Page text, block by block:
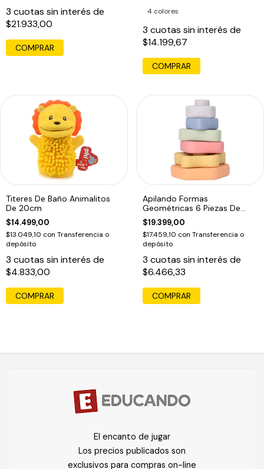
3 cuotas sin interés de
$21.933,00
COMPRAR
4 colores
3 cuotas sin interés de
$14.199,67
COMPRAR
Titeres De Baño Animalitos
De 20cm
$14.499,00
$13.049,10 con Transferencia o
depósito
3 cuotas sin interés de
$4.833,00
COMPRAR
Apilando Formas
Geométricas 6 Piezas De
Colores Y Formas
$19.399,00
$17.459,10 con Transferencia o
depósito
3 cuotas sin interés de
$6.466,33
COMPRAR
El encanto de jugar
Los precios publicados son
exclusivos para compras on-line